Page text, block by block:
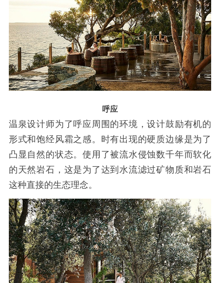
呼应
温泉设计师为了呼应周围的环境，设计鼓励有机的
形式和饱经风霜之感。时有出现的硬质边缘是为了
凸显自然的状态。使用了被流水侵蚀数千年而软化
的天然岩石，这是为了达到水流滤过矿物质和岩石
这种直接的生态理念。